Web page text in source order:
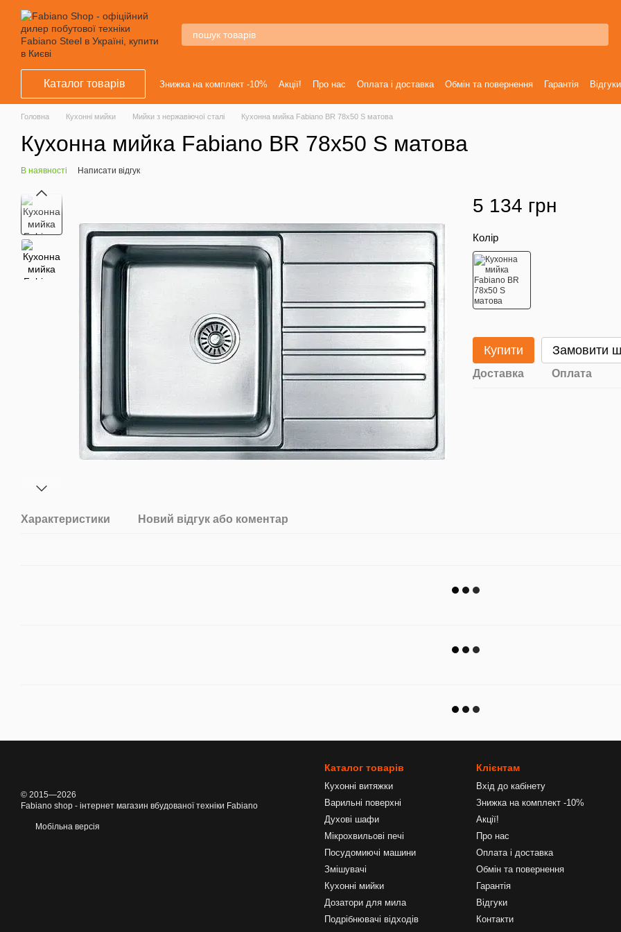
Перейти к основному контенту
Каталог товарів Знижка на комплект -10% Акції! Про нас Оплата і доставка Обмін та повернення Гарантія Відгуки
Головна Кухонні мийки Мийки з нержавіючої сталі Кухонна мийка Fabiano BR 78x50 S матова
Кухонна мийка Fabiano BR 78x50 S матова
В наявності Написати відгук
5 134 грн
Колір
Купити Замовити
Доставка Оплата
Характеристики Новий відгук або коментар
© 2015—2026
Fabiano shop - інтернет магазин вбудованої техніки Fabiano
Мобільна версія
Каталог товарів
Кухонні витяжки
Варильні поверхні
Духові шафи
Мікрохвильові печі
Посудомиючі машини
Змішувачі
Кухонні мийки
Дозатори для мила
Подрібнювачі відходів
Клієнтам
Вхід до кабінету
Знижка на комплект -10%
Акції!
Про нас
Оплата і доставка
Обмін та повернення
Гарантія
Відгуки
Контакти